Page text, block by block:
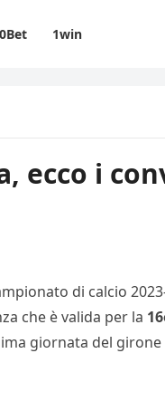
1win
ecco i
di calcio
che è valida per la
giornata del